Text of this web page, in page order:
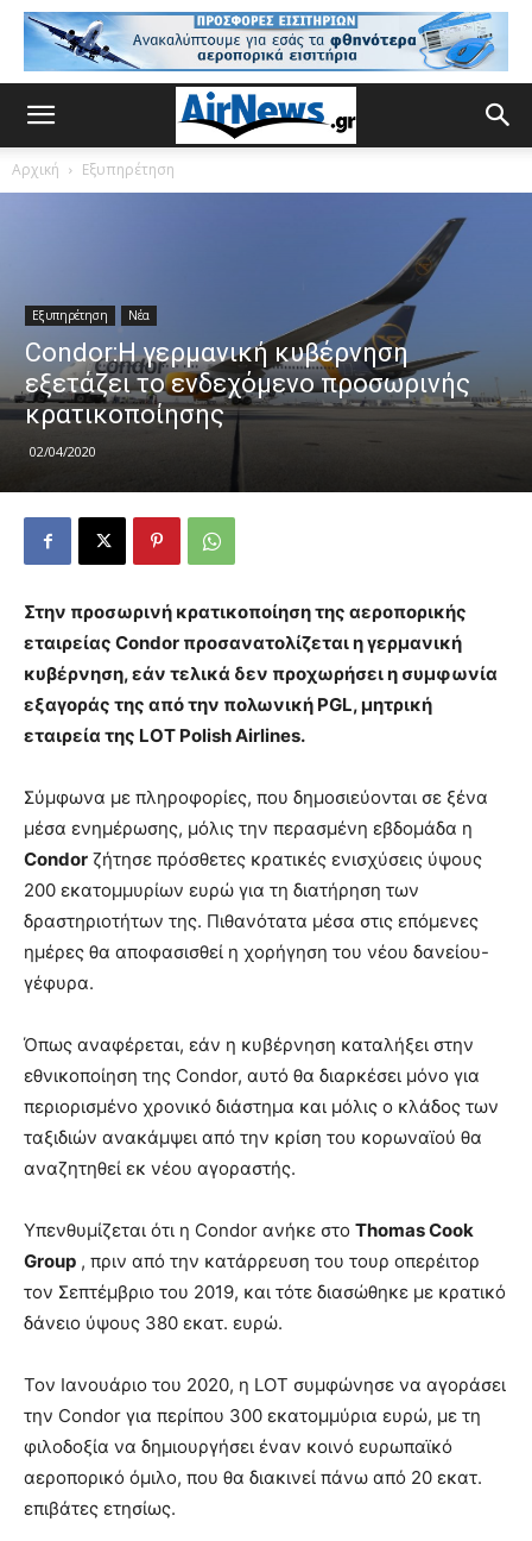
Αρχική Εξυπηρέτηση
Εξυπηρέτηση Νέα
Condor:Η γερμανική κυβέρνηση
εξετάζει τo ενδεχόμενο προσωρινής
κρατικοποίησης
02/04/2020
Στην προσωρινή κρατικοποίηση της αεροπορικής
εταιρείας Condor προσανατολίζεται η γερμανική
κυβέρνηση, εάν τελικά δεν προχωρήσει η συμφωνία
εξαγοράς της από την πολωνική PGL, μητρική
εταιρεία της LOT Polish Airlines.
Σύμφωνα με πληροφορίες, που δημοσιεύονται σε ξένα
μέσα ενημέρωσης, μόλις την περασμένη εβδομάδα η
Condor ζήτησε πρόσθετες κρατικές ενισχύσεις ύψους
200 εκατομμυρίων ευρώ για τη διατήρηση των
δραστηριοτήτων της. Πιθανότατα μέσα στις επόμενες
ημέρες θα αποφασισθεί η χορήγηση του νέου δανείου-
γέφυρα.
Όπως αναφέρεται, εάν η κυβέρνηση καταλήξει στην
εθνικοποίηση της Condor, αυτό θα διαρκέσει μόνο για
περιορισμένο χρονικό διάστημα και μόλις ο κλάδος των
ταξιδιών ανακάμψει από την κρίση του κορωναϊού θα
αναζητηθεί εκ νέου αγοραστής.
Υπενθυμίζεται ότι η Condor ανήκε στο Thomas Cook
Group , πριν από την κατάρρευση του τουρ οπερέιτορ
τον Σεπτέμβριο του 2019, και τότε διασώθηκε με κρατικό
δάνειο ύψους 380 εκατ. ευρώ.
Τον Ιανουάριο του 2020, η LOT συμφώνησε να αγοράσει
την Condor για περίπου 300 εκατομμύρια ευρώ, με τη
φιλοδοξία να δημιουργήσει έναν κοινό ευρωπαϊκό
αεροπορικό όμιλο, που θα διακινεί πάνω από 20 εκατ.
επιβάτες ετησίως.